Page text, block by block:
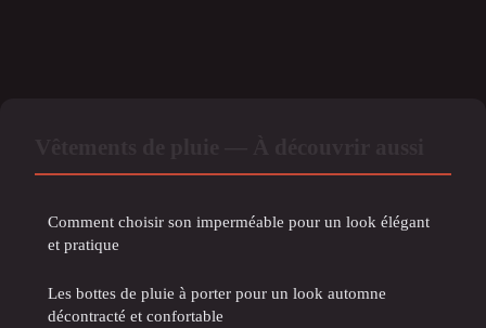
Comment choisir son imperméable pour un look élégant
et pratique
Les bottes de pluie à porter pour un look automne
décontracté et confortable